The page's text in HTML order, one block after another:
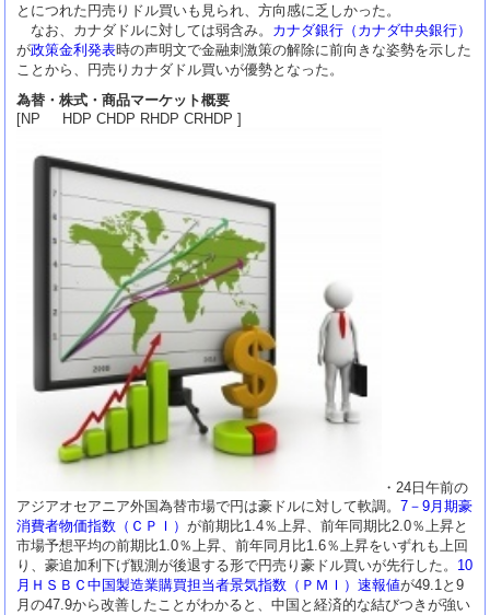
とにつれた円売りドル買いも見られ、方向感に乏しかった。
なお、カナダドルに対しては弱含み。 カナダ銀行（カナダ中央銀行）
が政策金利発表時の声明文で金融刺激策の解除に前向きな姿勢を示した
ことから、円売りカナダドル買いが優勢となった。
為替・株式・商品マーケット概要
[NP HDP CHDP RHDP CRHDP ]
・24日午前の
アジアオセアニア外国為替市場で円は豪ドルに対して軟調。7－9月期豪
消費者物価指数（ＣＰＩ）が前期比1.4％上昇、前年同期比2.0％上昇と
市場予想平均の前期比1.0％上昇、前年同月比1.6％上昇をいずれも上回
り、豪追加利下げ観測が後退する形で円売り豪ドル買いが先行した。 10
月ＨＳＢＣ中国製造業購買担当者景気指数（ＰＭＩ）速報値が49.1と9
月の47.9から改善したことがわかると、中国と経済的な結びつきが強い